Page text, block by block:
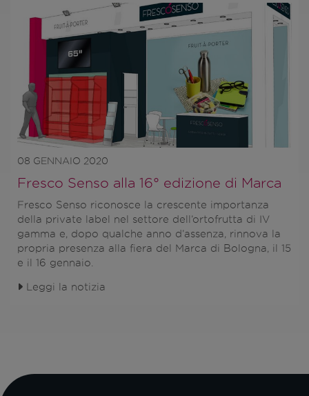
08 GENNAIO 2020
Fresco Senso alla 16° edizione di Marca
Fresco Senso riconosce la crescente importanza
della private label
nel settore dell’ortofrutta di IV
gamma e, dopo qualche anno d’assenza, rinnova la
propria presenza alla fiera del
Marca di Bologna, il 15
e il 16 gennaio
Leggi la notizia